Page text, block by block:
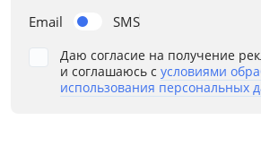
Email SMS
Даю согласие на получение
и соглашаюсь с условиями
использования персональных